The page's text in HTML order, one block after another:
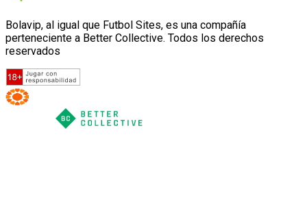
Bolavip, al igual que Futbol Sites, es una compañía
perteneciente a Better Collective. Todos los derechos
reservados